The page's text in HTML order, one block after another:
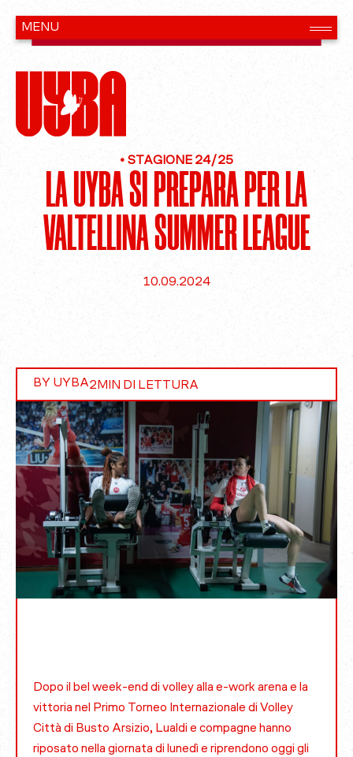
• STAGIONE 24/25
LA UYBA SI PREPARA PER LA
VALTELLINA SUMMER LEAGUE
10.09.2024
BY UYBA MIN DI LETTURA
2
Dopo il bel week-end di volley alla e-work arena e la
vittoria nel Primo Torneo Internazionale di Volley
Città di Busto Arsizio, Lualdi e compagne hanno
riposato nella giornata di lunedì e riprendono oggi gli